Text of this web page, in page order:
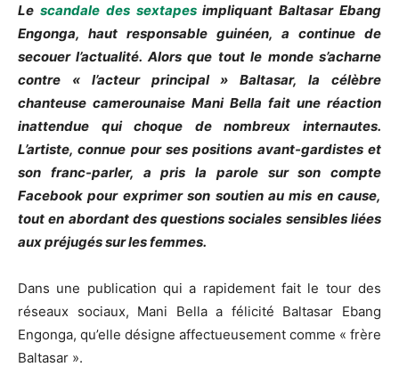
Le scandale des sextapesimpliquant Baltasar Ebang
Engonga, haut responsable guinéen, a continue de
secouer l’actualité. Alors que tout le monde s’acharne
contre « l’acteur principal » Baltasar, la célèbre
chanteuse camerounaise Mani Bella fait une réaction
inattendue qui choque de nombreux internautes.
L’artiste, connue pour ses positions avant-gardistes et
son franc-parler, a pris la parole sur son compte
Facebook pour exprimer son soutien au mis en cause,
tout en abordant des questions sociales sensibles liées
aux préjugés sur les femmes.
Dans une publication qui a rapidement fait le tour des
réseaux sociaux, Mani Bella a félicité Baltasar Ebang
Engonga, qu’elle désigne affectueusement comme « frère
Baltasar ».